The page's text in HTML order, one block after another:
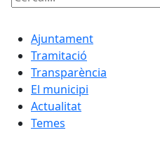
Cercar:
Ajuntament
Tramitació
Transparència
El municipi
Actualitat
Temes